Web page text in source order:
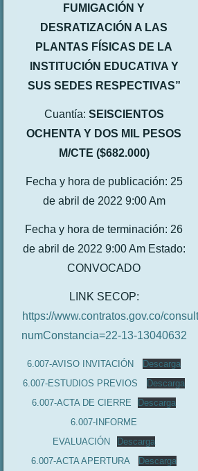
FUMIGACIÓN Y
DESRATIZACIÓN A LAS
PLANTAS FÍSICAS DE LA
INSTITUCIÓN EDUCATIVA Y
SUS SEDES RESPECTIVAS”
Cuantía: SEISCIENTOS
OCHENTA Y DOS MIL PESOS
M/CTE ($682.000)
Fecha y hora de publicación: 25
de abril de 2022 9:00 Am
Fecha y hora de terminación: 26
de abril de 2022 9:00 Am Estado:
CONVOCADO
LINK SECOP:
https://www.contratos.gov.co/
numConstancia=22-13-13040632
6.007-AVISO INVITACIÓN
Descarga
6.007-ESTUDIOS PREVIOS
Descarga
6.007-ACTA DE CIERRE
Descarga
6.007-INFORME
EVALUACIÓN
Descarga
6.007-ACTA APERTURA
Descarga